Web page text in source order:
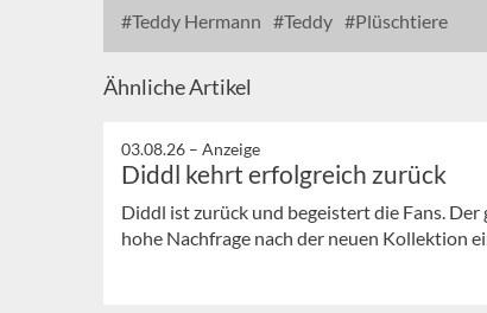
Teddy Hermann Teddy Plüschtiere
Ähnliche Artikel
03.08.26 – Anzeige
Diddl kehrt erfolgreich zurück
Diddl ist zurück und begeistert die Fans.
hohe Nachfrage nach der neuen Kollektion